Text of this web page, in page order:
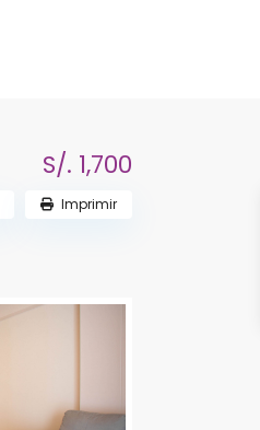
S/. 1,700
Imprimir